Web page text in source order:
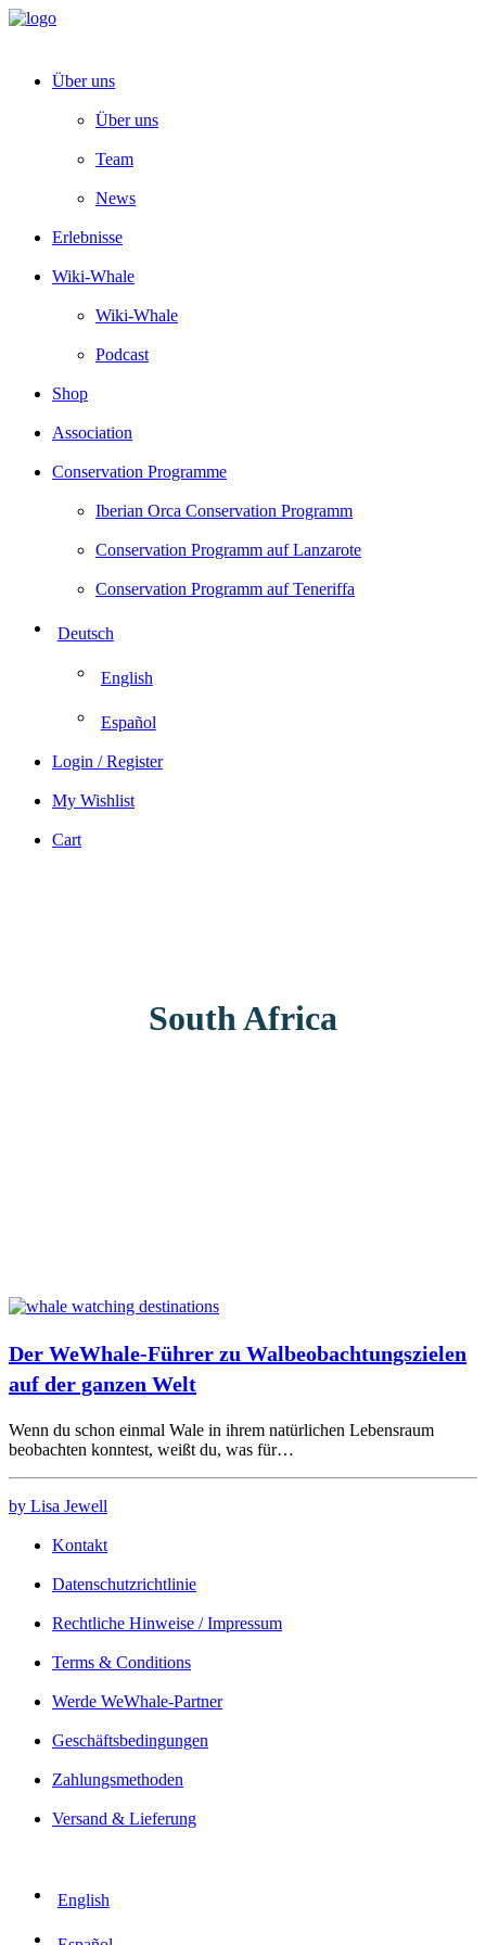
Über uns
Über uns
Team
News
Erlebnisse
Wiki-Whale
Wiki-Whale
Podcast
Shop
Association
Conservation Programme
Iberian Orca Conservation Programm
Conservation Programm auf Lanzarote
Conservation Programm auf Teneriffa
Deutsch
English
Español
Login / Register
My Wishlist
Cart
South Africa
Der WeWhale-Führer zu Walbeobachtungszielen
auf der ganzen Welt
Wenn du schon einmal Wale in ihrem natürlichen Lebensraum
beobachten konntest, weißt du, was für…
by Lisa Jewell
Kontakt
Datenschutzrichtlinie
Rechtliche Hinweise / Impressum
Terms & Conditions
Werde WeWhale-Partner
Geschäftsbedingungen
Zahlungsmethoden
Versand & Lieferung
English